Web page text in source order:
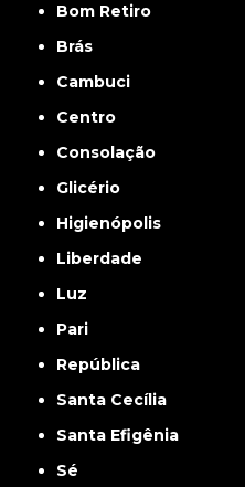
Bom Retiro
Brás
Cambuci
Centro
Consolação
Glicério
Higienópolis
Liberdade
Luz
Pari
República
Santa Cecília
Santa Efigênia
Sé